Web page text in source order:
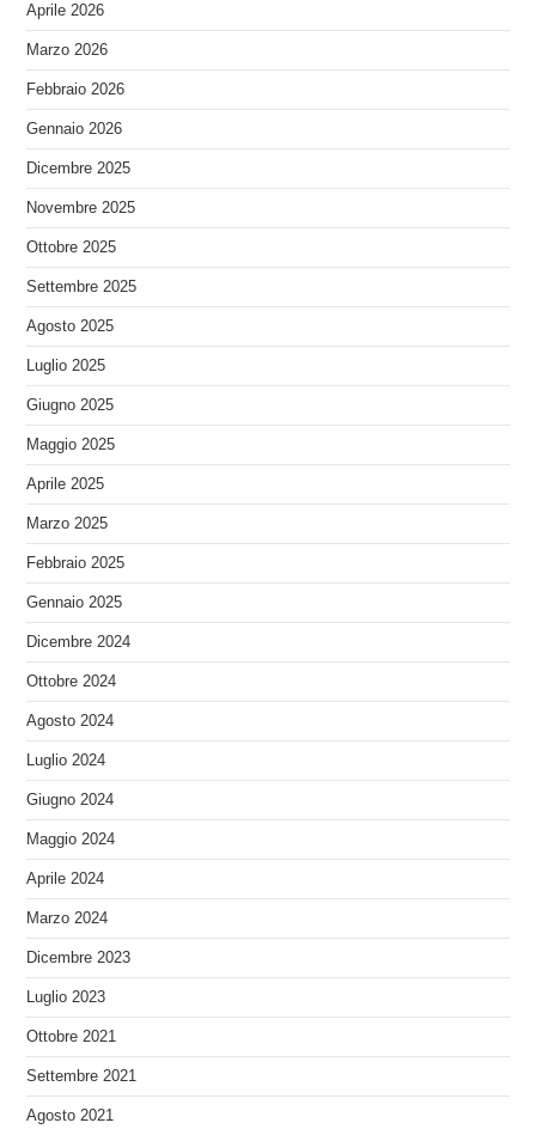
Aprile 2026
Marzo 2026
Febbraio 2026
Gennaio 2026
Dicembre 2025
Novembre 2025
Ottobre 2025
Settembre 2025
Agosto 2025
Luglio 2025
Giugno 2025
Maggio 2025
Aprile 2025
Marzo 2025
Febbraio 2025
Gennaio 2025
Dicembre 2024
Ottobre 2024
Agosto 2024
Luglio 2024
Giugno 2024
Maggio 2024
Aprile 2024
Marzo 2024
Dicembre 2023
Luglio 2023
Ottobre 2021
Settembre 2021
Agosto 2021